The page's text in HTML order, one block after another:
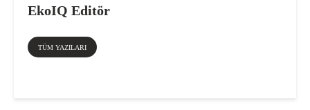
EkoIQ Editör
TÜM YAZILARI